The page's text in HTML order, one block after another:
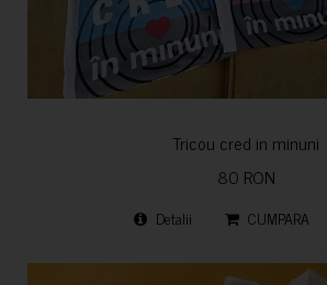
Tricou cred in minuni
80 RON
Detalii CUMPARA